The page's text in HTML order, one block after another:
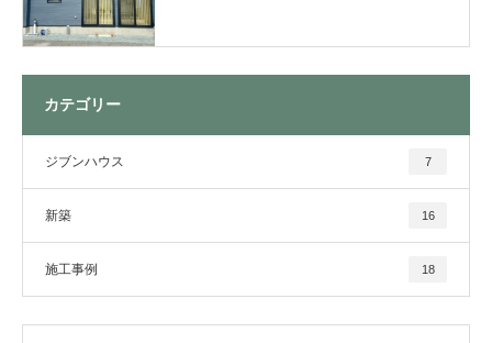
カテゴリー
ジブンハウス 7
新築 16
施工事例 18